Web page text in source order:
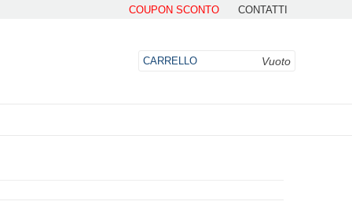
COUPON SCONTO CONTATTI
CARRELLO Vuoto